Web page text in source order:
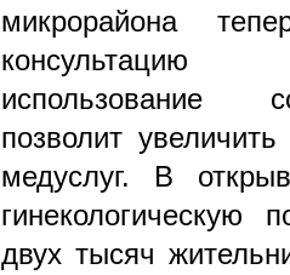
микрорайона
консультацию
использование
позволит
медуслуг. В
гинекологическую
двух тысяч